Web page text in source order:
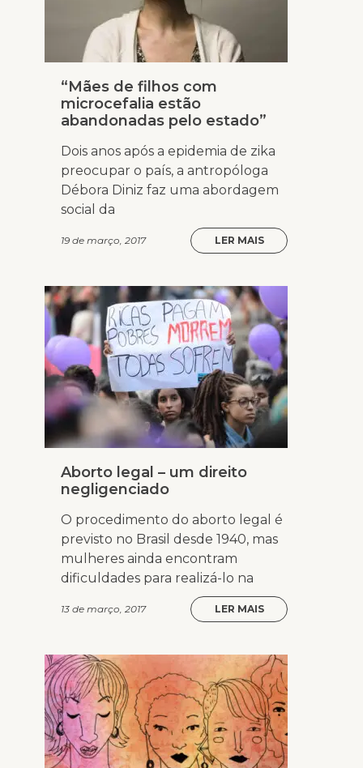
“Mães de filhos com
microcefalia estão
abandonadas pelo estado”
Dois anos após a epidemia de zika
preocupar o país, a antropóloga
Débora Diniz faz uma abordagem
social da
19 de março, 2017 LER MAIS
Aborto legal – um direito
negligenciado
O procedimento do aborto legal é
previsto no Brasil desde 1940, mas
mulheres ainda encontram
dificuldades para realizá-lo na
13 de março, 2017 LER MAIS